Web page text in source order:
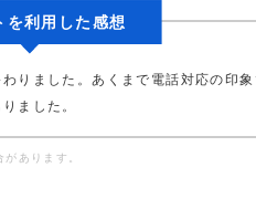
を利用した感想
りました。あくまで電話対応の印
ました。
あります。